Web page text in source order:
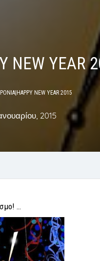
YEAR
NEW YEAR 2015
2015
…